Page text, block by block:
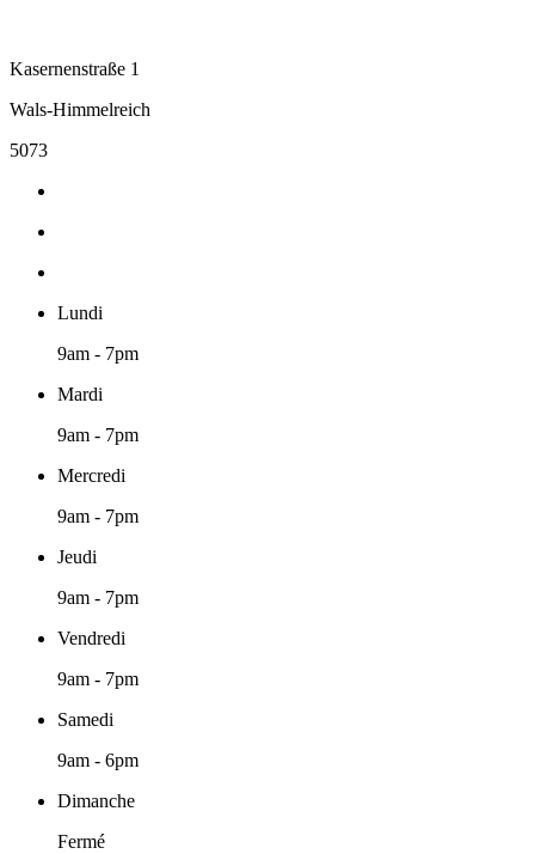
Kasernenstraße 1
Wals-Himmelreich
5073
Lundi
9am - 7pm
Mardi
9am - 7pm
Mercredi
9am - 7pm
Jeudi
9am - 7pm
Vendredi
9am - 7pm
Samedi
9am - 6pm
Dimanche
Fermé